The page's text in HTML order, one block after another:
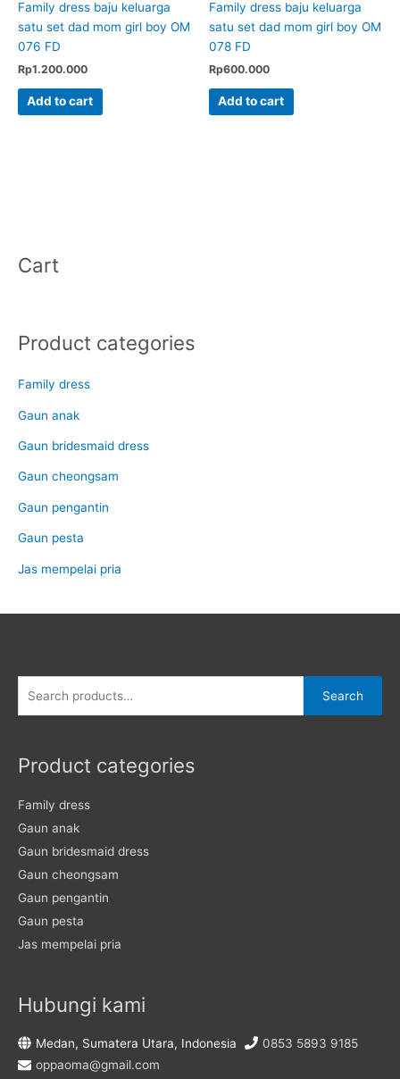
Family dress baju keluarga
satu set dad mom girl boy OM
076 FD
Rp1.200.000
Add to cart
Family dress baju keluarga
satu set dad mom girl boy OM
078 FD
Rp600.000
Add to cart
Cart
Product categories
Family dress
Gaun anak
Gaun bridesmaid dress
Gaun cheongsam
Gaun pengantin
Gaun pesta
Jas mempelai pria
for:
Search
Product categories
Family dress
Gaun anak
Gaun bridesmaid dress
Gaun cheongsam
Gaun pengantin
Gaun pesta
Jas mempelai pria
Hubungi kami
Medan, Sumatera Utara, Indonesia
0853 5893 9185
oppaoma@gmail.com